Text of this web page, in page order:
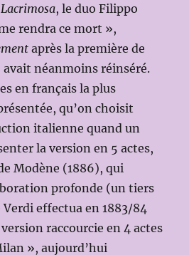
Lacrimosa, le duo Filippo
rendra ce mort »,
après la première de
avait néanmoins réinséré.
en français la plus
qu’on choisit
italienne quand un
la version en 5 actes,
Modène (1886), qui
profonde (un tiers
effectua en 1883/84
raccourcie en 4 actes
», aujourd’hui